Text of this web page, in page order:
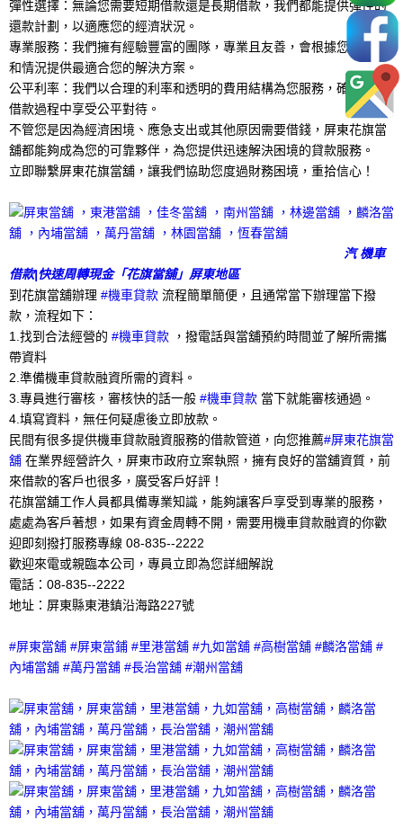
彈性選擇：無論您需要短期借款還是長期借款，我們都能提供彈性的
還款計劃，以適應您的經濟狀況。
專業服務：我們擁有經驗豐富的團隊，專業且友善，會根據您的需求
和情況提供最適合您的解決方案。
公平利率：我們以合理的利率和透明的費用結構為您服務，確保您在
借款過程中享受公平對待。
不管您是因為經濟困境、應急支出或其他原因需要借錢，屏東花旗當
舖都能夠成為您的可靠夥伴，為您提供迅速解決困境的貸款服務。
立即聯繫屏東花旗當舖，讓我們協助您度過財務困境，重拾信心！
汽 機車
借款|快速周轉現金「花旗當舖」屏東地區
到花旗當舖辦理 #機車貸款 流程簡單簡便，且通常當下辦理當下撥
款，流程如下：
1.找到合法經營的 #機車貸款 ，撥電話與當舖預約時間並了解所需攜
帶資料
2.準備機車貸款融資所需的資料。
3.專員進行審核，審核快的話一般 #機車貸款 當下就能審核通過。
4.填寫資料，無任何疑慮後立即放款。
民間有很多提供機車貸款融資服務的借款管道，向您推薦#屏東花旗當
舖 在業界經營許久，屏東市政府立案執照，擁有良好的當舖資質，前
來借款的客戶也很多，廣受客戶好評！
花旗當舖工作人員都具備專業知識，能夠讓客戶享受到專業的服務，
處處為客戶著想，如果有資金周轉不開，需要用機車貸款融資的你歡
迎即刻撥打服務專線 08-835--2222
歡迎來電或親臨本公司，專員立即為您詳細解說
電話：08-835--2222
地址：屏東縣東港鎮沿海路227號
#屏東當舖 #屏東當鋪 #里港當舖 #九如當舖 #高樹當舖 #麟洛當舖 #
內埔當舖 #萬丹當舖 #長治當舖 #潮州當舖